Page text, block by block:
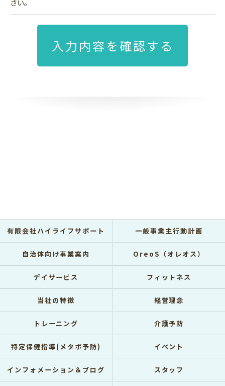
有限会社ハイライフサポート 一般事業主行動計画
自治体向け事業案内 OreoS（オレオス）
デイサービス フィットネス
当社の特徴 経営理念
トレーニング 介護予防
特定保健指導(メタボ予防) イベント
インフォメーション＆ブログ スタッフ